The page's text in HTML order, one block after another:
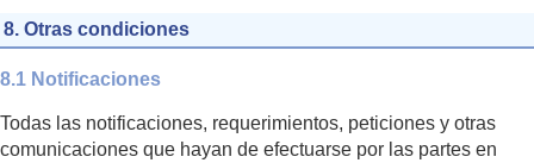
8. Otras condiciones
8.1 Notificaciones
Todas las notificaciones, requerimientos, peticiones y otras
comunicaciones que hayan de efectuarse por las partes en